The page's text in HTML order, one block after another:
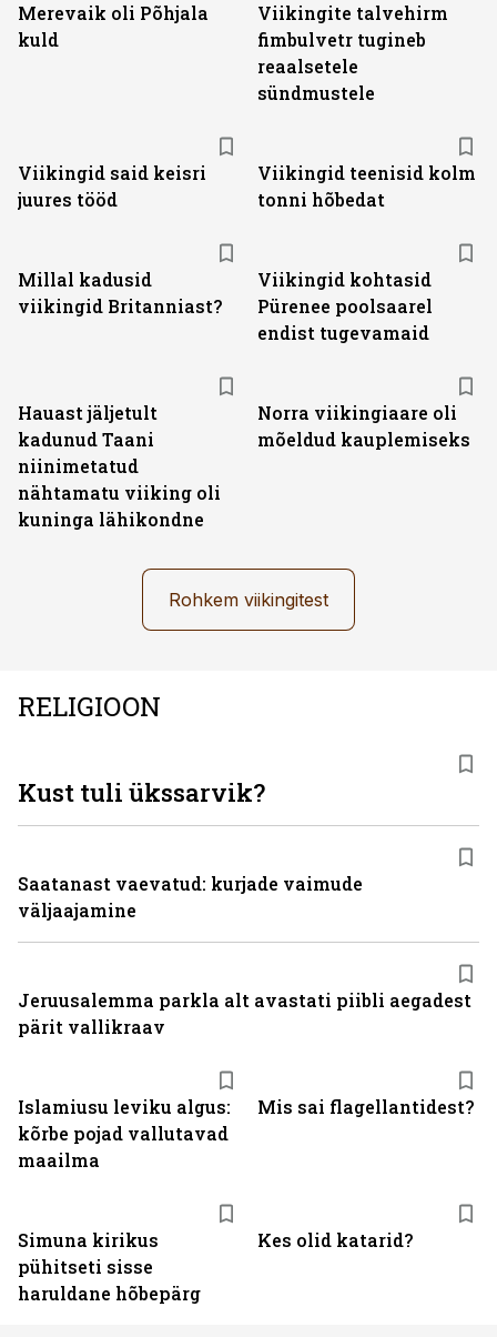
Merevaik oli Põhjala
kuld
Viikingite talvehirm
fimbulvetr tugineb
reaalsetele
sündmustele
Viikingid said keisri
juures tööd
Viikingid teenisid kolm
tonni hõbedat
Millal kadusid
viikingid Britanniast?
Viikingid kohtasid
Pürenee poolsaarel
endist tugevamaid
Hauast jäljetult
kadunud Taani
niinimetatud
nähtamatu viiking oli
kuninga lähikondne
Norra viikingiaare oli
mõeldud kauplemiseks
Rohkem viikingitest
RELIGIOON
Islamiusu leviku algus:
kõrbe pojad vallutavad
maailma
Mis sai flagellantidest?
Simuna kirikus
pühitseti sisse
haruldane hõbepärg
Kes olid katarid?
Kust tuli ükssarvik?
Saatanast vaevatud: kurjade vaimude
väljaajamine
Jeruusalemma parkla alt avastati piibli aegadest
pärit vallikraav